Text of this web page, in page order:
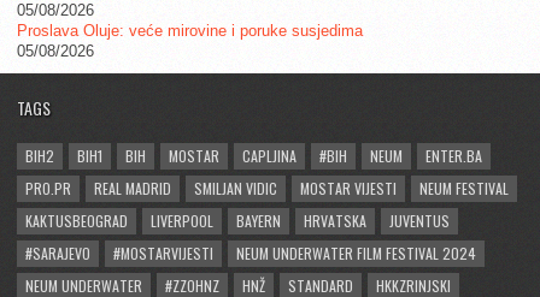
05/08/2026
Proslava Oluje: veće mirovine i poruke susjedima
05/08/2026
TAGS
BIH2 BIH1 BIH MOSTAR CAPLJINA #BIH NEUM
ENTER.BA
PRO.PR
REAL MADRID SMILJAN VIDIC MOSTAR VIJESTI
NEUM FESTIVAL
KAKTUSBEOGRAD
LIVERPOOL BAYERN HRVATSKA
JUVENTUS
#SARAJEVO
#MOSTARVIJESTI
NEUM UNDERWATER FILM FESTIVAL 2024
NEUM UNDERWATER
#ZZOHNZ HNŽ STANDARD
HKKZRINJSKI